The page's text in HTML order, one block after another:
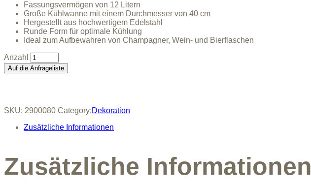
Fassungsvermögen von 12 Litern
Große Kühlwanne mit einem Durchmesser von 40 cm
Hergestellt aus hochwertigem Edelstahl
Runde Form für optimale Kühlung
Ideal zum Aufbewahren von Champagner, Wein- und Bierflaschen
Champagnerkühler
silber
quantity
Auf die Anfrageliste
SKU: 2900080 Category:Dekoration
Zusätzliche Informationen
Zusätzliche Informationen